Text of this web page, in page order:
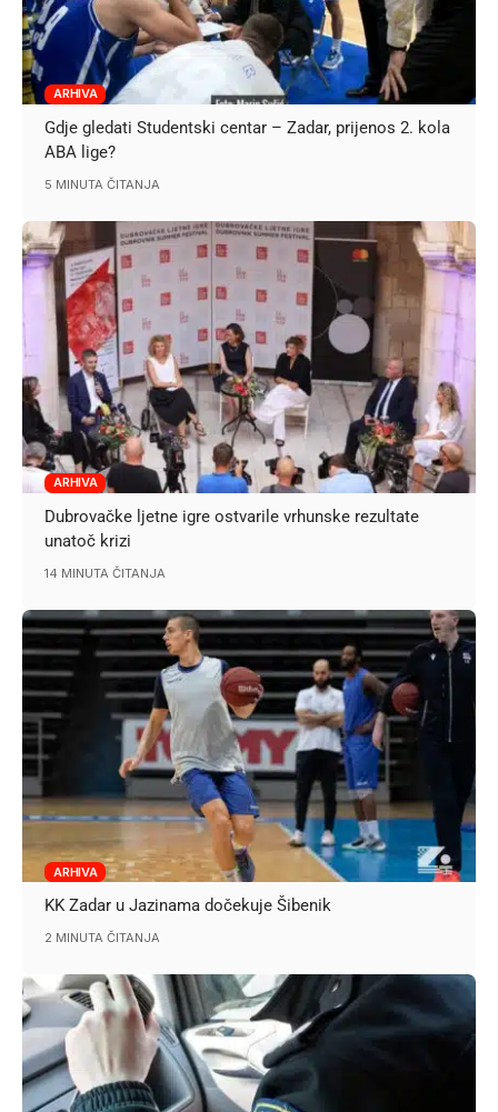
ARHIVA
Gdje gledati Studentski centar – Zadar, prijenos 2. kola
ABA lige?
5 MINUTA ČITANJA
ARHIVA
Dubrovačke ljetne igre ostvarile vrhunske rezultate
unatoč krizi
14 MINUTA ČITANJA
ARHIVA
KK Zadar u Jazinama dočekuje Šibenik
2 MINUTA ČITANJA